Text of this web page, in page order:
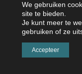
Contact
We gebruiken
site te bieden.
Je kunt meer te
gebruiken of ze
Accepteer